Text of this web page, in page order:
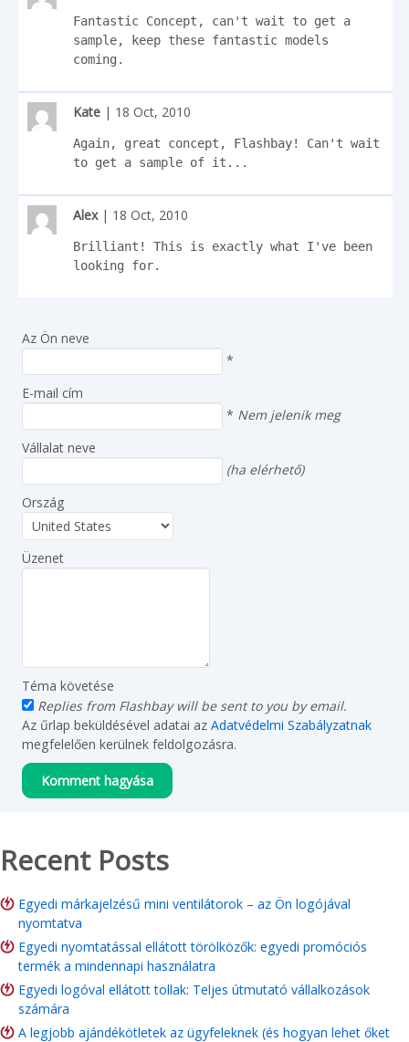
Fantastic Concept, can't wait to get a
sample, keep these fantastic models
coming.
Kate | 18 Oct, 2010
Again, great concept, Flashbay! Can't wait
to get a sample of it...
Alex | 18 Oct, 2010
Brilliant! This is exactly what I've been
looking for.
Az Ön neve
*
E-mail cím
* Nem jelenik meg
Vállalat neve
(ha elérhető)
Ország
Üzenet
Téma követése
Replies from Flashbay will be sent to you by email.
Az űrlap beküldésével adatai az Adatvédelmi Szabályzatnak
megfelelően kerülnek feldolgozásra.
Recent Posts
Egyedi márkajelzésű mini ventilátorok – az Ön logójával
nyomtatva
Egyedi nyomtatással ellátott törölközők: egyedi promóciós
termék a mindennapi használatra
Egyedi logóval ellátott tollak: Teljes útmutató vállalkozások
számára
A legjobb ajándékötletek az ügyfeleknek (és hogyan lehet őket